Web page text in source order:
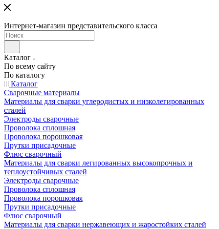
Интернет-магазин представительского класса
Каталог
По всему сайту
По каталогу
Каталог
Сварочные материалы
Материалы для сварки углеродистых и низколегированных
сталей
Электроды сварочные
Проволока сплошная
Проволока порошковая
Прутки присадочные
Флюс сварочный
Материалы для сварки легированных высокопрочных и
теплоустойчивых сталей
Электроды сварочные
Проволока сплошная
Проволока порошковая
Прутки присадочные
Флюс сварочный
Материалы для сварки нержавеющих и жаростойких сталей